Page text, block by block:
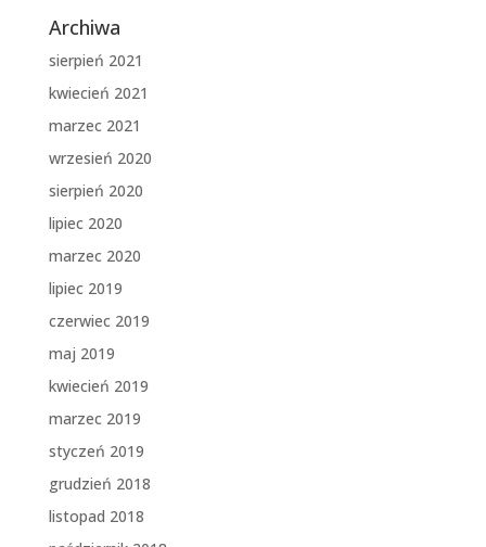
Archiwa
sierpień 2021
kwiecień 2021
marzec 2021
wrzesień 2020
sierpień 2020
lipiec 2020
marzec 2020
lipiec 2019
czerwiec 2019
maj 2019
kwiecień 2019
marzec 2019
styczeń 2019
grudzień 2018
listopad 2018